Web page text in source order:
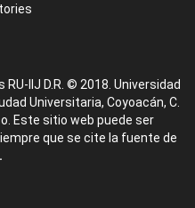
IIJ D.R. © 2018. Universidad
Universitaria, Coyoacán, C.
Este sitio web puede ser
que se cite la fuente de